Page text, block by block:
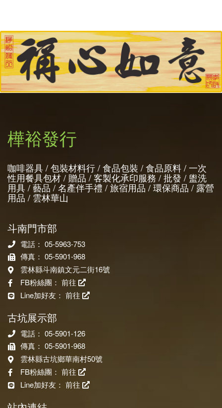
樺裕發行
咖啡器具 / 包裝材料行 / 食品包裝 / 食品原料 / 一次
性用餐具包材 / 贈品 / 客製化承印服務 / 批發 / 盥洗
用具 / 藝品 / 名產伴手禮 / 旅宿用品 / 環保商品 / 露營
用品 / 雲林華山
斗南門市部
電話： 05-5963-753
傳真： 05-5901-968
雲林縣斗南鎮文元二街16號
FB粉絲團： 前往
Line加好友： 前往
古坑展示部
電話： 05-5901-126
傳真： 05-5901-968
雲林縣古坑鄉華南村50號
FB粉絲團： 前往
Line加好友： 前往